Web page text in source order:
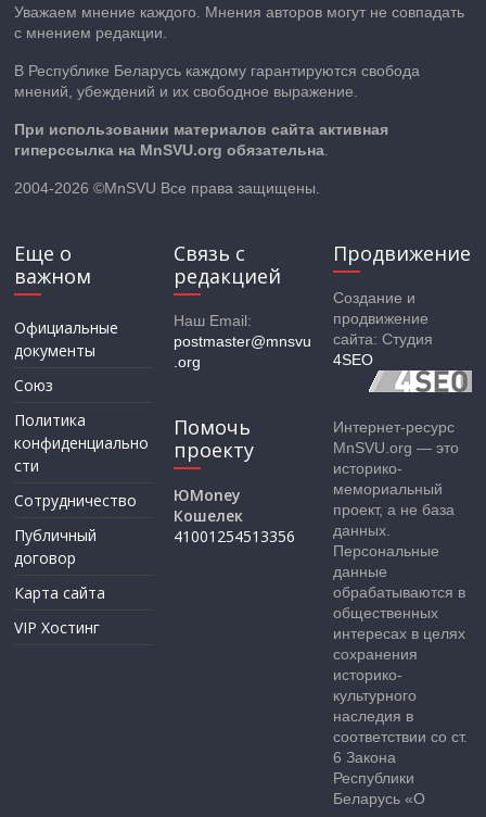
Уважаем мнение каждого. Мнения авторов могут не совпадать
с мнением редакции.
В Республике Беларусь каждому гарантируются свобода
мнений, убеждений и их свободное выражение.
При использовании материалов сайта активная
гиперссылка на MnSVU.org обязательна
2004-2026 ©MnSVU Все права защищены.
Еще о
важном
Официальные
документы
Союз
Политика
конфиденциально
сти
Сотрудничество
Публичный
договор
Карта сайта
VIP Хостинг
Связь с
редакцией
Наш Email:
postmaster@mnsvu
.org
Помочь
проекту
ЮMoney
Кошелек
41001254513356
Продвижение
Создание и
продвижение
сайта: Студия
4SEO
Интернет-ресурс
MnSVU.org — это
историко-
мемориальный
проект, а не база
данных.
Персональные
данные
обрабатываются в
общественных
интересах в целях
сохранения
историко-
культурного
наследия в
соответствии со ст.
6 Закона
Республики
Беларусь «О